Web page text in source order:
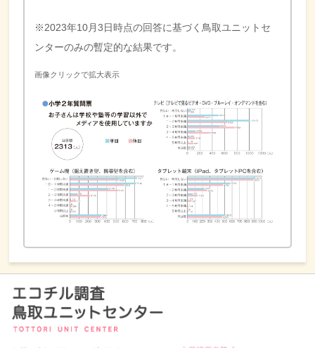
※2023年10月3日時点の回答に基づく鳥取ユニットセ
ンターのみの暫定的な結果です。
画像クリックで拡大表示